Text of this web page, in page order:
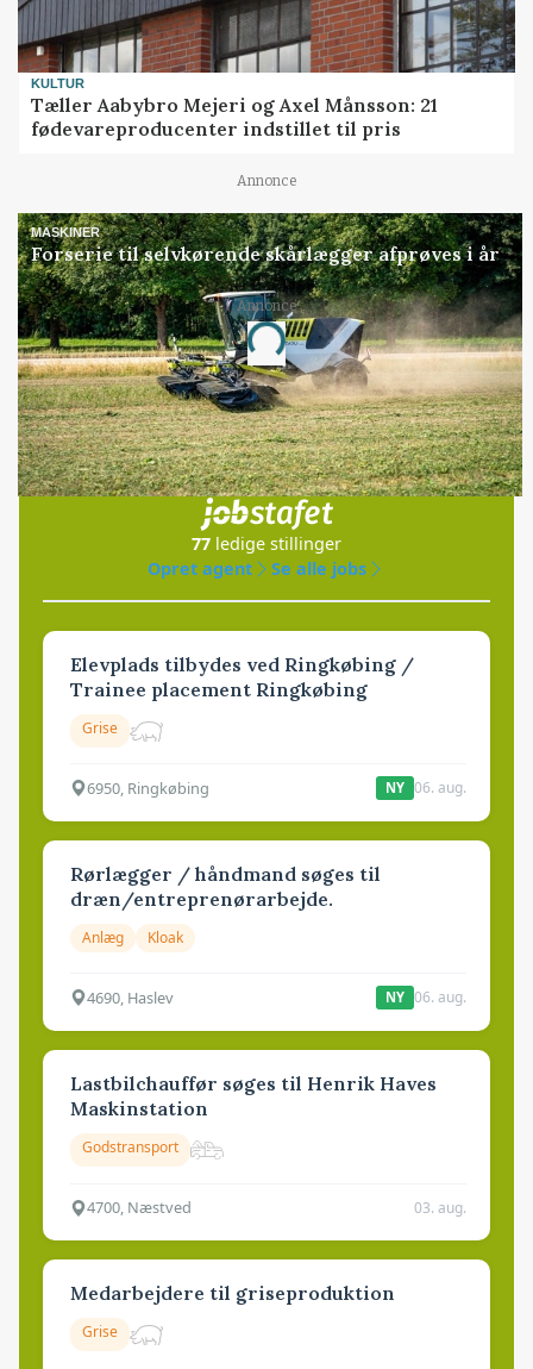
KULTUR
Tæller Aabybro Mejeri og Axel Månsson: 21
fødevareproducenter indstillet til pris
Annonce
MASKINER
Forserie til selvkørende skårlægger afprøves i år
Annonce
Loading...
Jobs
i samarbejde med
77 ledige stillinger
Opret agent
Se alle jobs
Elevplads tilbydes ved Ringkøbing /
Trainee placement Ringkøbing
Grise
6950, Ringkøbing NY 06. aug.
Rørlægger / håndmand søges til
dræn/entreprenørarbejde.
Anlæg Kloak
4690, Haslev NY 06. aug.
Lastbilchauffør søges til Henrik Haves
Maskinstation
Godstransport
4700, Næstved 03. aug.
Medarbejdere til griseproduktion
Grise